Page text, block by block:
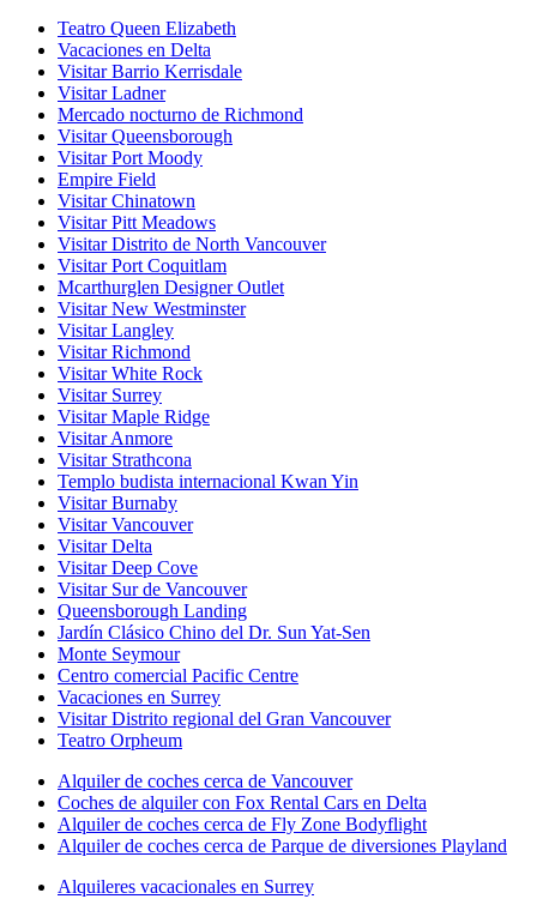
Teatro Queen Elizabeth
Vacaciones en Delta
Visitar Barrio Kerrisdale
Visitar Ladner
Mercado nocturno de Richmond
Visitar Queensborough
Visitar Port Moody
Empire Field
Visitar Chinatown
Visitar Pitt Meadows
Visitar Distrito de North Vancouver
Visitar Port Coquitlam
Mcarthurglen Designer Outlet
Visitar New Westminster
Visitar Langley
Visitar Richmond
Visitar White Rock
Visitar Surrey
Visitar Maple Ridge
Visitar Anmore
Visitar Strathcona
Templo budista internacional Kwan Yin
Visitar Burnaby
Visitar Vancouver
Visitar Delta
Visitar Deep Cove
Visitar Sur de Vancouver
Queensborough Landing
Jardín Clásico Chino del Dr. Sun Yat-Sen
Monte Seymour
Centro comercial Pacific Centre
Vacaciones en Surrey
Visitar Distrito regional del Gran Vancouver
Teatro Orpheum
Alquiler de coches cerca de Vancouver
Coches de alquiler con Fox Rental Cars en Delta
Alquiler de coches cerca de Fly Zone Bodyflight
Alquiler de coches cerca de Parque de diversiones Playland
Alquileres vacacionales en Surrey